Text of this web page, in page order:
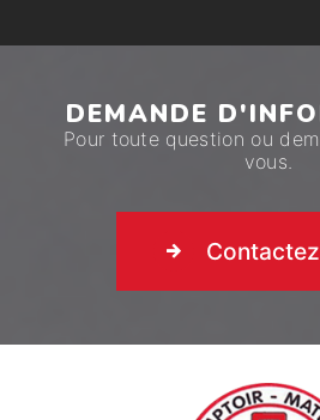
DEMANDE
Pour toute question ou
vous.